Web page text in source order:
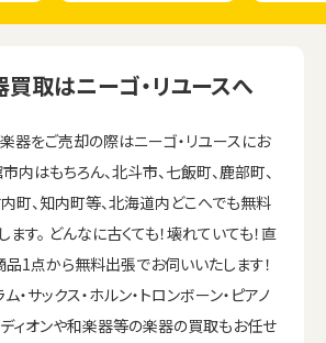
取はニーゴ・リユースへ
器をご売却の際はニーゴ・リユースにお
内はもちろん、北斗市、七飯町、鹿部町、
町、知内町等、北海道内どこへでも無料
す。 どんなに古くても！壊れていても！直
品1点から無料出張でお伺いいたします！
・サックス・ホルン・トロンボーン・ピアノ
ディオンや和楽器等の楽器の買取もお任せ